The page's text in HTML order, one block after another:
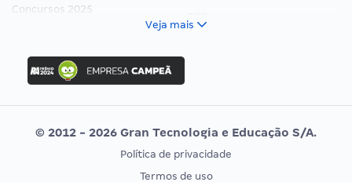
Concursos 2025
Concurso Ibama
Concurso MPU
Editais publicados
Vunesp
CONCURSOS POR PROFISSÃO
EXAME DE ORDEM
Veja mais
© 2012 - 2026 Gran Tecnologia e Educação S/A.
Política de privacidade
Termos de uso